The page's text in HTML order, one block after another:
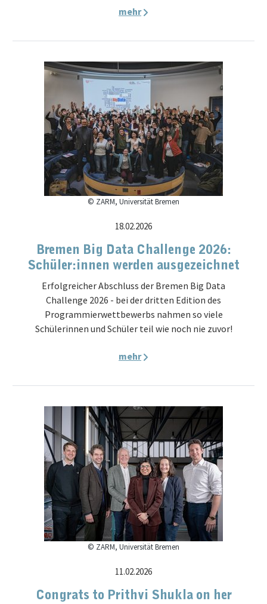
mehr
© ZARM, Universität Bremen
18.02.2026
Bremen Big Data Challenge 2026:
Schüler:innen werden ausgezeichnet
Erfolgreicher Abschluss der Bremen Big Data
Challenge 2026 - bei der dritten Edition des
Programmierwettbewerbs nahmen so viele
Schülerinnen und Schüler teil wie noch nie zuvor!
mehr
© ZARM, Universität Bremen
11.02.2026
Congrats to Prithvi Shukla on her